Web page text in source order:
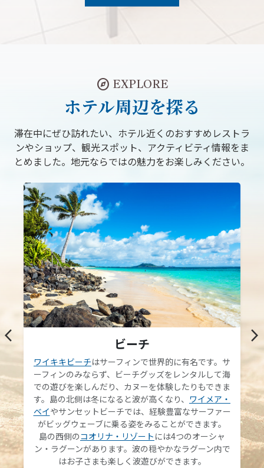
explore EXPLORE
ホテル周辺を探る
滞在中にぜひ訪れたい、ホテル近くのおすすめレストラ
ンやショップ、観光スポット、アクティビティ情報をま
とめました。地元ならではの魅力をお楽しみください。
arrow_back_ios ビーチ
ワイキキビーチはサーフィンで世界的に有名です。サ
ーフィンのみならず、ビーチグッズをレンタルして海
での遊びを楽しんだり、カヌーを体験したりもできま
す。島の北側は冬になると波が高くなり、 ワイメア・
ベイやサンセットビーチでは、経験豊富なサーファー
がビッグウェーブに乗る姿をみることができます。
島の西側のコオリナ・リゾート には4つのオーシャ
ン・ラグーンがあります。波の穏やかなラグーン内で
はお子さまも楽しく波遊びができます。
arrow_forward_ios